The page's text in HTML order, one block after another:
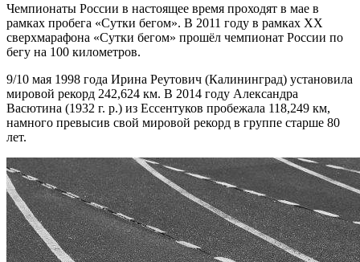
Чемпионаты России в настоящее время проходят в мае в
рамках пробега «Сутки бегом». В 2011 году в рамках XX
сверхмарафона «Сутки бегом» прошёл чемпионат России по
бегу на 100 километров.
9/10 мая 1998 года Ирина Реутович (Калининград) установила
мировой рекорд 242,624 км. В 2014 году Александра
Васютина (1932 г. р.) из Ессентуков пробежала 118,249 км,
намного превысив свой мировой рекорд в группе старше 80
лет.